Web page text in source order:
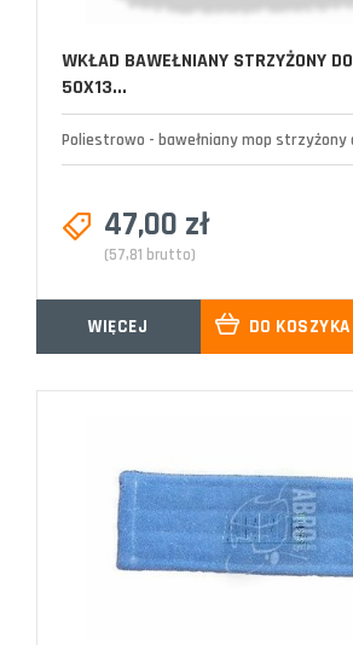
WKŁAD BAWEŁNIANY STRZYŻONY
50X13...
Poliestrowo - bawełniany mop strzyżony
47,00 zł
(57,81 brutto)
WIĘCEJ DO KOSZYKA